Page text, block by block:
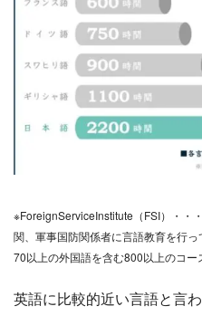
※ForeignServiceInstitute（FSI）・・
関、軍事国防関係者に言語教育を行
70以上の外国語を含む800以上のコー
英語に比較的近い言語と言